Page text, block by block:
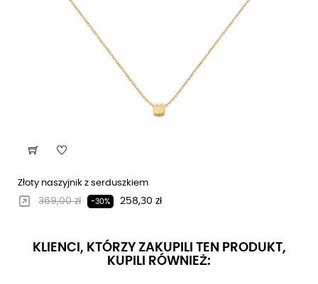
Złoty naszyjnik z serduszkiem
Regularna cena
369,00 zł -30% Cena
258,30 zł
KLIENCI, KTÓRZY ZAKUPILI TEN PRODUKT,
KUPILI RÓWNIEŻ: